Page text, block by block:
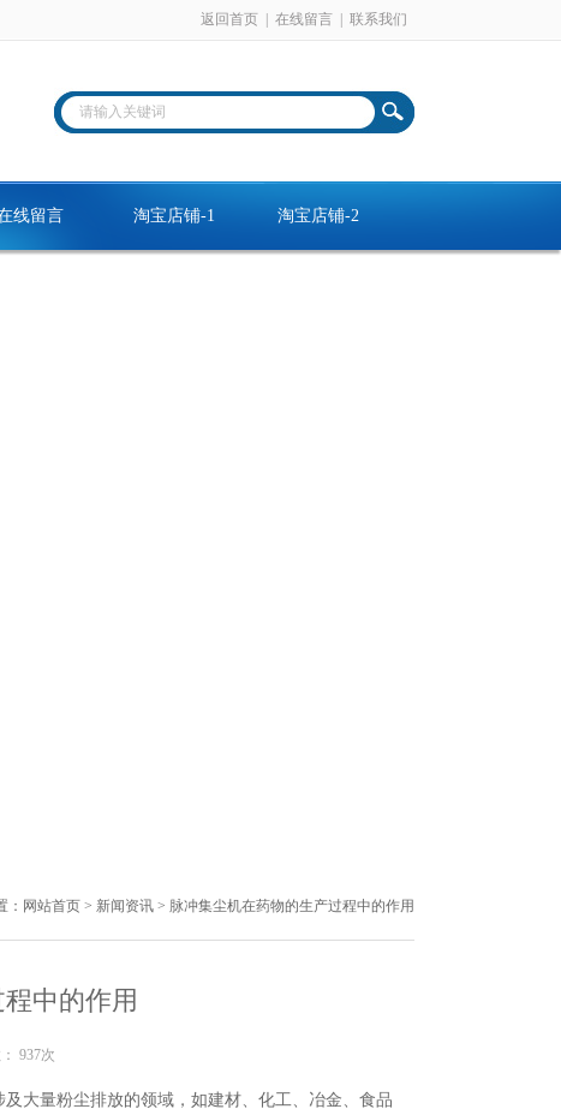
返回首页 在线留言 联系我们
线留言 淘宝店铺-1 淘宝店铺-2
： 网站首页 > 新闻资讯 > 脉冲集尘机在药物的生产过程中的作用
中的作用
937次
大量粉尘排放的领域，如建材、化工、冶金、食品